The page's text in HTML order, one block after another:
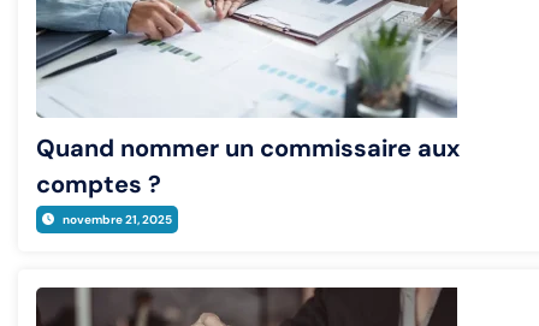
Quand nommer un commissaire aux
comptes ?
novembre 21, 2025